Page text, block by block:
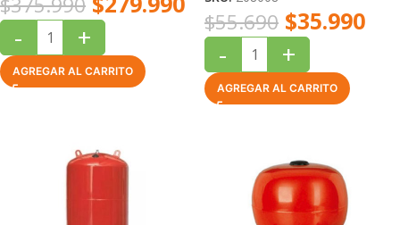
- +
AGREGAR AL CARRITO
$55.690 $35.990
- +
AGREGAR AL CARRITO